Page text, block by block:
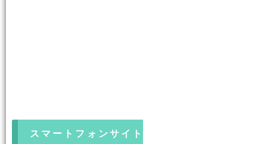
スマートフォンサイト